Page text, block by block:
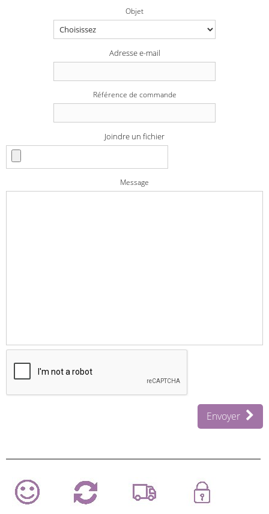
Objet
Adresse e-mail
Référence de commande
Joindre un fichier
Message
Envoyer